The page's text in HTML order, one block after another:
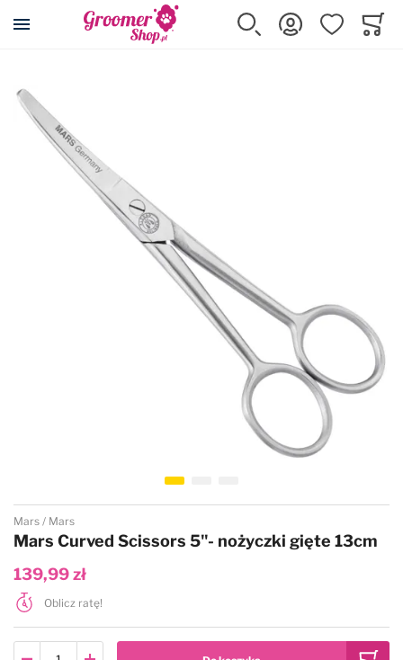
Przejdź na stronę główną
Szukaj Zaloguj sięUlubione
Przejdź na koniec galerii
Przejdź na początek galerii
Mars Mars
Mars Curved Scissors 5"- nożyczki gięte 13cm
139,99 zł
Oblicz ratę!